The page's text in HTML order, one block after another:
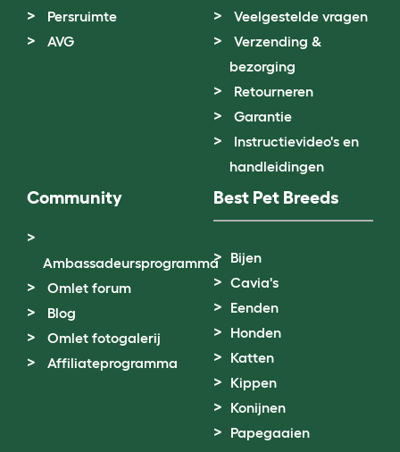
Persruimte
AVG
Veelgestelde vragen
Verzending &
bezorging
Retourneren
Garantie
Instructievideo's en
handleidingen
Community
Ambassadeursprogramma
Omlet forum
Blog
Omlet fotogalerij
Affiliateprogramma
Best Pet Breeds
Bijen
Cavia's
Eenden
Honden
Katten
Kippen
Konijnen
Papegaaien